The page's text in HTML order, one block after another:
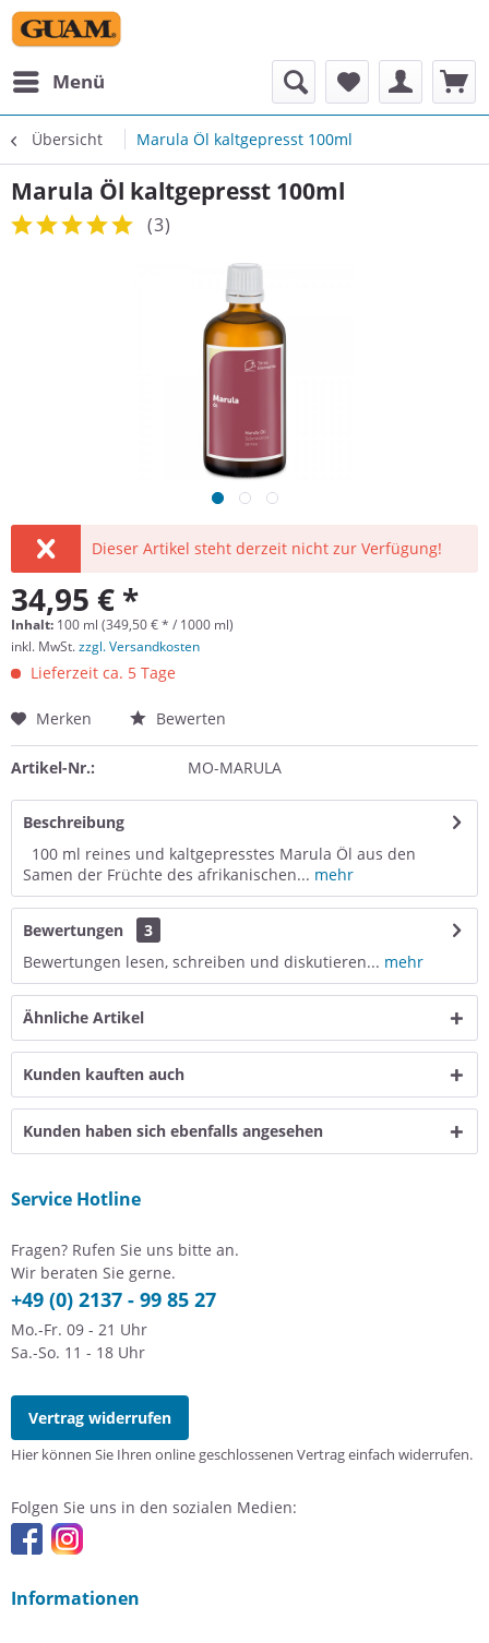
Menü
Übersicht Marula Öl kaltgepresst 100ml
Marula Öl kaltgepresst 100ml
(3)
Dieser Artikel steht derzeit nicht zur Verfügung!
34,95 € *
Inhalt: 100 ml (349,50 € * / 1000 ml)
inkl. MwSt.zzgl. Versandkosten
Lieferzeit ca. 5 Tage
Merken Bewerten
Artikel-Nr.: MO-MARULA
Beschreibung
100 ml reines und kaltgepresstes Marula Öl aus den
Samen der Früchte des afrikanischen... mehr
Bewertungen
3
Bewertungen lesen, schreiben und diskutieren... mehr
Ähnliche Artikel
Kunden kauften auch
Kunden haben sich ebenfalls angesehen
Service Hotline
Fragen? Rufen Sie uns bitte an.
Wir beraten Sie gerne.
+49 (0) 2137 - 99 85 27
Mo.-Fr. 09 - 21 Uhr
Sa.-So. 11 - 18 Uhr
Vertrag widerrufen
Hier können Sie Ihren online geschlossenen Vertrag einfach widerrufen.
Folgen Sie uns in den sozialen Medien:
Informationen